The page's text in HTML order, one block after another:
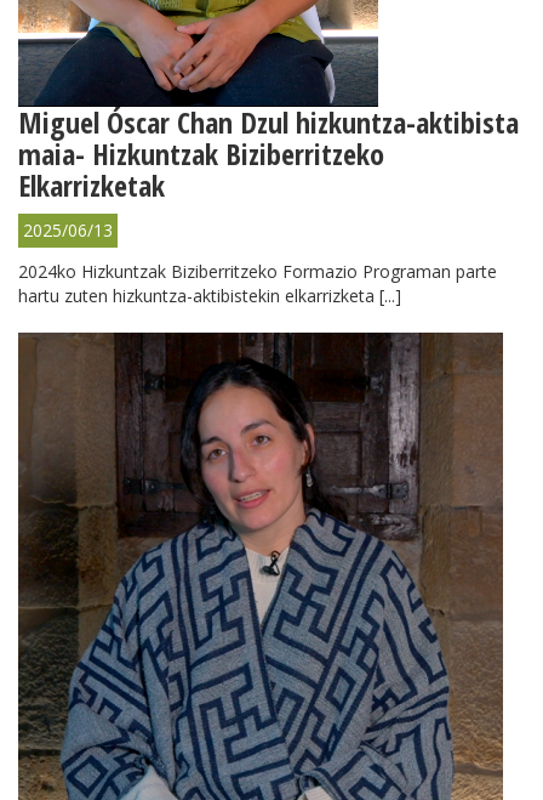
Miguel Óscar Chan Dzul hizkuntza-aktibista
maia- Hizkuntzak Biziberritzeko
Elkarrizketak
2025/06/13
2024ko Hizkuntzak Biziberritzeko Formazio Programan parte
hartu zuten hizkuntza-aktibistekin elkarrizketa [...]